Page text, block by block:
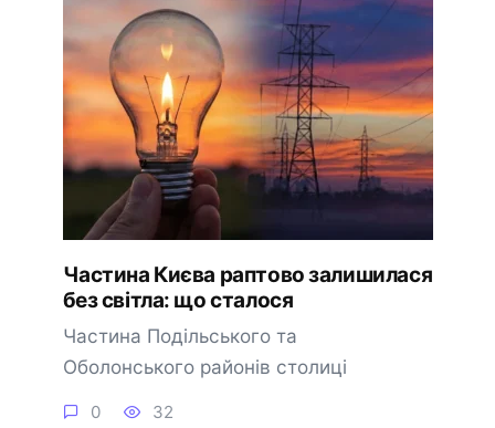
Частина Києва раптово залишилася
без світла: що сталося
Частина Подільського та
Оболонського районів столиці
0 32